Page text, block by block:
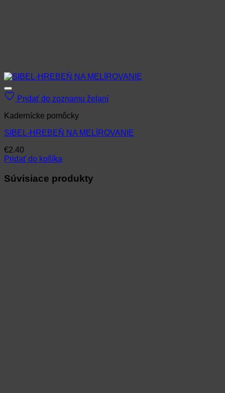
Pridať do zoznamu želaní
Kadernícke pomôcky
SIBEL-HREBEŇ NA MELÍROVANIE
€2.40
Pridať do košíka
Súvisiace produkty